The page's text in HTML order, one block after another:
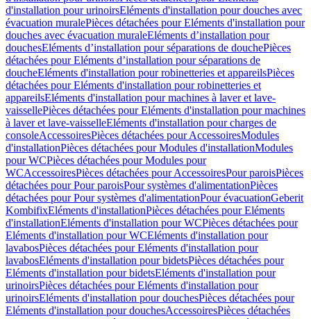
d'installation pour urinoirsEléments d'installation pour douches avec
évacuation muralePièces détachées pour Eléments d'installation pour
douches avec évacuation muraleEléments d’installation pour
douchesEléments d’installation pour séparations de douchePièces
détachées pour Eléments d’installation pour séparations de
doucheEléments d'installation pour robinetteries et appareilsPièces
détachées pour Eléments d'installation pour robinetteries et
appareilsEléments d'installation pour machines à laver et lave-
vaissellePièces détachées pour Eléments d'installation pour machines
à laver et lave-vaisselleEléments d'installation pour charges de
consoleAccessoiresPièces détachées pour AccessoiresModules
d'installationPièces détachées pour Modules d'installationModules
pour WCPièces détachées pour Modules pour
WCAccessoiresPièces détachées pour AccessoiresPour paroisPièces
détachées pour Pour paroisPour systèmes d'alimentationPièces
détachées pour Pour systèmes d'alimentationPour évacuationGeberit
KombifixEléments d'installationPièces détachées pour Eléments
d'installationEléments d'installation pour WCPièces détachées pour
Eléments d'installation pour WCEléments d'installation pour
lavabosPièces détachées pour Eléments d'installation pour
lavabosEléments d'installation pour bidetsPièces détachées pour
Eléments d'installation pour bidetsEléments d'installation pour
urinoirsPièces détachées pour Eléments d'installation pour
urinoirsEléments d'installation pour douchesPièces détachées pour
Eléments d'installation pour douchesAccessoiresPièces détachées